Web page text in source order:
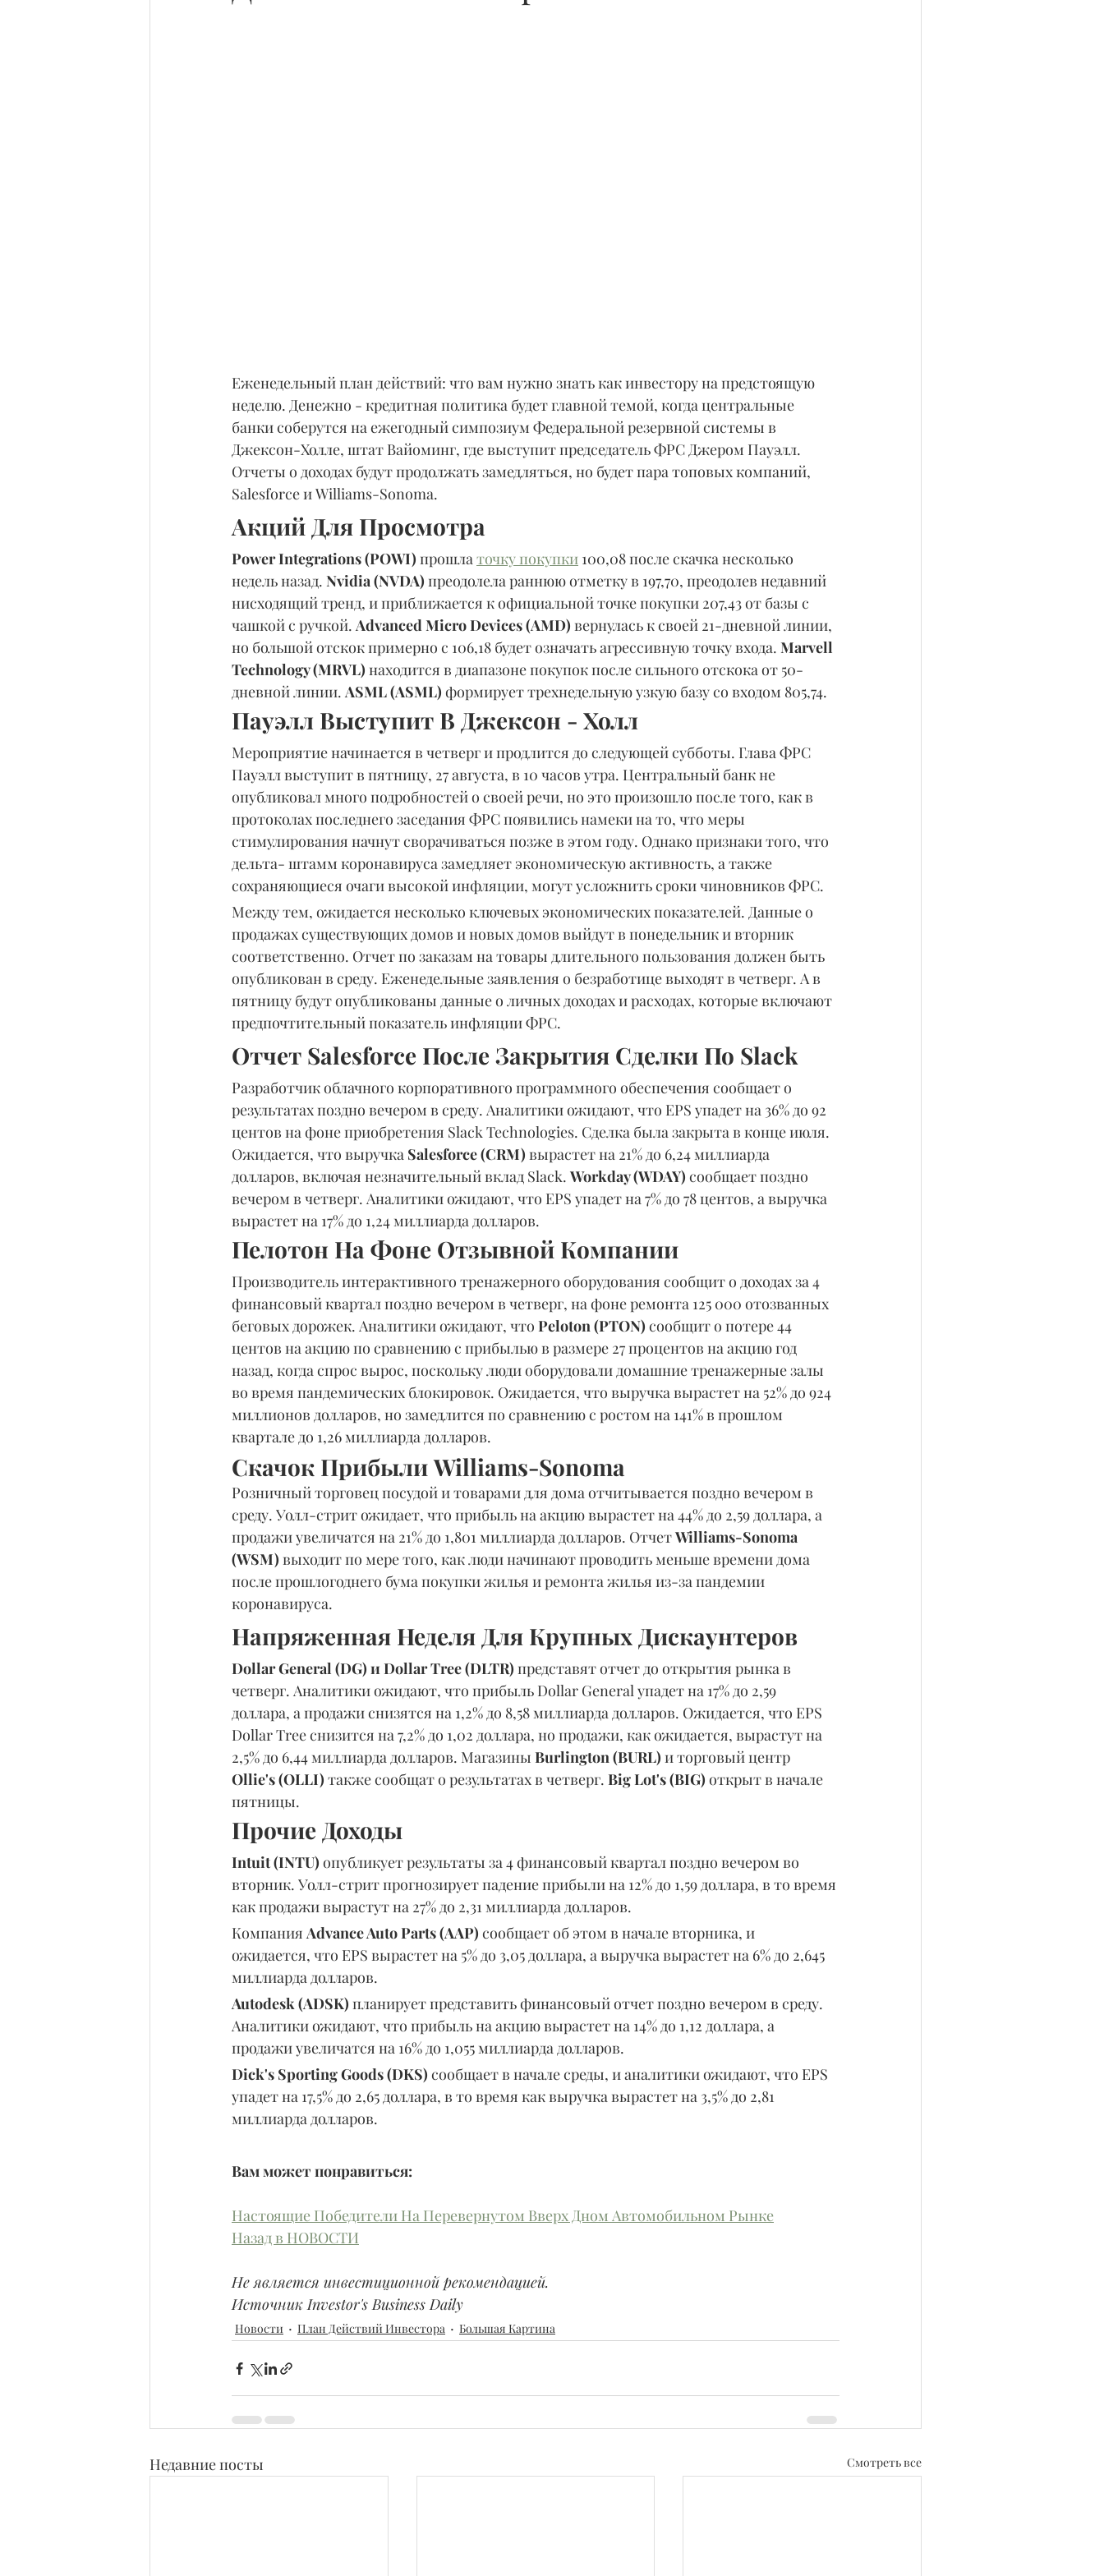
Еженедельный план действий: что вам нужно знать как инвестору на предстоящую
неделю. Денежно - кредитная политика будет главной темой, когда центральные
банки соберутся на ежегодный симпозиум Федеральной резервной системы в
Джексон-Холле, штат Вайоминг, где выступит председатель ФРС Джером Пауэлл.
Отчеты о доходах будут продолжать замедляться, но будет пара топовых компаний,
Salesforce и Williams-Sonoma.
Акций Для Просмотра
Power Integrations (POWI) прошла точку покупки 100,08 после скачка несколько
недель назад. Nvidia (NVDA) преодолела раннюю отметку в 197,70, преодолев недавний
нисходящий тренд, и приближается к официальной точке покупки 207,43 от базы с
чашкой с ручкой. Advanced Micro Devices (AMD) вернулась к своей 21-дневной линии,
но большой отскок примерно с 106,18 будет означать агрессивную точку входа. Marvell
Technology (MRVL) находится в диапазоне покупок после сильного отскока от 50-
дневной линии. ASML (ASML) формирует трехнедельную узкую базу со входом 805,74.
Пауэлл Выступит В Джексон - Холл
Мероприятие начинается в четверг и продлится до следующей субботы. Глава ФРС
Пауэлл выступит в пятницу, 27 августа, в 10 часов утра. Центральный банк не
опубликовал много подробностей о своей речи, но это произошло после того, как в
протоколах последнего заседания ФРС появились намеки на то, что меры
стимулирования начнут сворачиваться позже в этом году. Однако признаки того, что
дельта- штамм коронавируса замедляет экономическую активность, а также
сохраняющиеся очаги высокой инфляции, могут усложнить сроки чиновников ФРС.
Между тем, ожидается несколько ключевых экономических показателей. Данные о
продажах существующих домов и новых домов выйдут в понедельник и вторник
соответственно. Отчет по заказам на товары длительного пользования должен быть
опубликован в среду. Еженедельные заявления о безработице выходят в четверг. А в
пятницу будут опубликованы данные о личных доходах и расходах, которые включают
предпочтительный показатель инфляции ФРС.
Отчет Salesforce После Закрытия Сделки По Slack
Разработчик облачного корпоративного программного обеспечения сообщает о
результатах поздно вечером в среду. Аналитики ожидают, что EPS упадет на 36% до 92
центов на фоне приобретения Slack Technologies. Сделка была закрыта в конце июля.
Ожидается, что выручка Salesforce (CRM) вырастет на 21% до 6,24 миллиарда
долларов, включая незначительный вклад Slack. Workday (WDAY) сообщает поздно
вечером в четверг. Аналитики ожидают, что EPS упадет на 7% до 78 центов, а выручка
вырастет на 17% до 1,24 миллиарда долларов.
Пелотон На Фоне Отзывной Компании
Производитель интерактивного тренажерного оборудования сообщит о доходах за 4
финансовый квартал поздно вечером в четверг, на фоне ремонта 125 000 отозванных
беговых дорожек. Аналитики ожидают, что Peloton (PTON) сообщит о потере 44
центов на акцию по сравнению с прибылью в размере 27 процентов на акцию год
назад, когда спрос вырос, поскольку люди оборудовали домашние тренажерные залы
во время пандемических блокировок. Ожидается, что выручка вырастет на 52% до 924
миллионов долларов, но замедлится по сравнению с ростом на 141% в прошлом
квартале до 1,26 миллиарда долларов.
Скачок Прибыли Williams-Sonoma
Розничный торговец посудой и товарами для дома отчитывается поздно вечером в
среду. Уолл-стрит ожидает, что прибыль на акцию вырастет на 44% до 2,59 доллара, а
продажи увеличатся на 21% до 1,801 миллиарда долларов. Отчет Williams-Sonoma
(WSM) выходит по мере того, как люди начинают проводить меньше времени дома
после прошлогоднего бума покупки жилья и ремонта жилья из-за пандемии
коронавируса.
Напряженная Неделя Для Крупных Дискаунтеров
Dollar General (DG) и Dollar Tree (DLTR) представят отчет до открытия рынка в
четверг. Аналитики ожидают, что прибыль Dollar General упадет на 17% до 2,59
доллара, а продажи снизятся на 1,2% до 8,58 миллиарда долларов. Ожидается, что EPS
Dollar Tree снизится на 7,2% до 1,02 доллара, но продажи, как ожидается, вырастут на
2,5% до 6,44 миллиарда долларов. Магазины Burlington (BURL) и торговый центр
Ollie's (OLLI) также сообщат о результатах в четверг. Big Lot's (BIG) открыт в начале
пятницы.
Прочие Доходы
Intuit (INTU) опубликует результаты за 4 финансовый квартал поздно вечером во
вторник. Уолл-стрит прогнозирует падение прибыли на 12% до 1,59 доллара, в то время
как продажи вырастут на 27% до 2,31 миллиарда долларов.
Компания Advance Auto Parts (AAP) сообщает об этом в начале вторника, и
ожидается, что EPS вырастет на 5% до 3,05 доллара, а выручка вырастет на 6% до 2,645
миллиарда долларов.
Autodesk (ADSK) планирует представить финансовый отчет поздно вечером в среду.
Аналитики ожидают, что прибыль на акцию вырастет на 14% до 1,12 доллара, а
продажи увеличатся на 16% до 1,055 миллиарда долларов.
Dick's Sporting Goods (DKS) сообщает в начале среды, и аналитики ожидают, что EPS
упадет на 17,5% до 2,65 доллара, в то время как выручка вырастет на 3,5% до 2,81
миллиарда долларов.
Вам может понравиться:
Настоящие Победители На Перевернутом Вверх Дном Автомобильном Рынке
Назад в НОВОСТИ
Не является инвестиционной рекомендацией.
Источник Investor's Business Daily
Новости План Действий Инвестора Большая Картина
Недавние посты Смотреть все